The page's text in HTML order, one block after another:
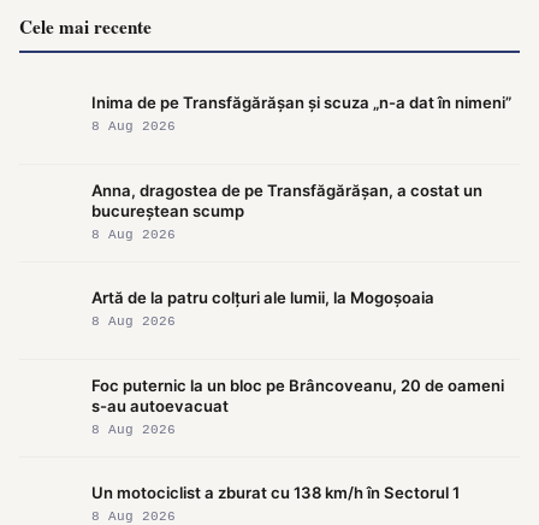
Cele mai recente
Inima de pe Transfăgărășan și scuza „n-a dat în nimeni”
8 Aug 2026
Anna, dragostea de pe Transfăgărășan, a costat un
bucureștean scump
8 Aug 2026
Artă de la patru colțuri ale lumii, la Mogoșoaia
8 Aug 2026
Foc puternic la un bloc pe Brâncoveanu, 20 de oameni
s-au autoevacuat
8 Aug 2026
Un motociclist a zburat cu 138 km/h în Sectorul 1
8 Aug 2026